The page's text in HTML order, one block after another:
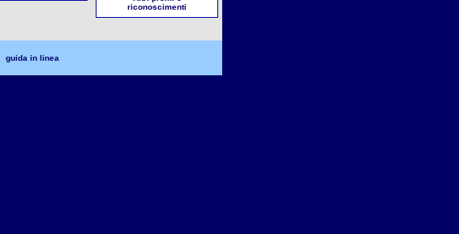
riconoscimenti
guida in linea